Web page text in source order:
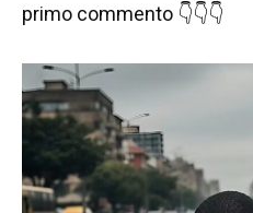
primo commento 👇👇👇